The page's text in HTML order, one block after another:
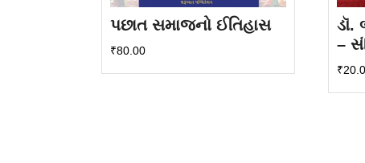
પછાત સમાજનો ઈતિહાસ
₹80.00
–
₹